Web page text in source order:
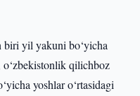
biri yil yakuni bo‘yicha
qilichboz
yoshlar o‘rtasidagi